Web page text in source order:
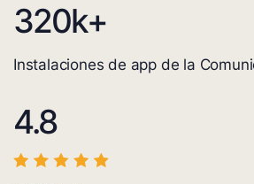
320k+
Instalaciones de app de la
4.8